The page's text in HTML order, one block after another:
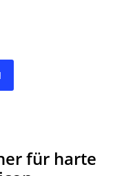
für harte